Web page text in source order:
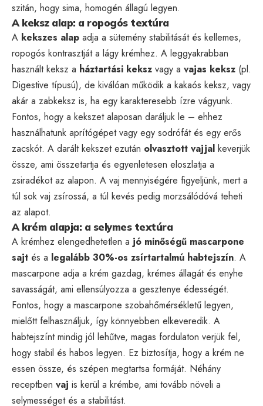
szitán, hogy sima, homogén állagú legyen.
A keksz alap: a ropogós textúra
A kekszes alap adja a sütemény stabilitását és kellemes,
ropogós kontrasztját a lágy krémhez. A leggyakrabban
használt keksz a háztartási keksz vagy a vajas keksz (pl.
Digestive típusú), de kiválóan működik a kakaós keksz, vagy
akár a zabkeksz is, ha egy karakteresebb ízre vágyunk.
Fontos, hogy a kekszet alaposan daráljuk le – ehhez
használhatunk aprítógépet vagy egy sodrófát és egy erős
zacskót. A darált kekszet ezután olvasztott vajjal keverjük
össze, ami összetartja és egyenletesen eloszlatja a
zsiradékot az alapon. A vaj mennyiségére figyeljünk, mert a
túl sok vaj zsírossá, a túl kevés pedig morzsálódóvá teheti
az alapot.
A krém alapja: a selymes textúra
A krémhez elengedhetetlen a jó minőségű mascarpone
sajt és a legalább 30%-os zsírtartalmú habtejszín. A
mascarpone adja a krém gazdag, krémes állagát és enyhe
savasságát, ami ellensúlyozza a gesztenye édességét.
Fontos, hogy a mascarpone szobahőmérsékletű legyen,
mielőtt felhasználjuk, így könnyebben elkeveredik. A
habtejszínt mindig jól lehűtve, magas fordulaton verjük fel,
hogy stabil és habos legyen. Ez biztosítja, hogy a krém ne
essen össze, és szépen megtartsa formáját. Néhány
receptben vaj is kerül a krémbe, ami tovább növeli a
selymességet és a stabilitást.